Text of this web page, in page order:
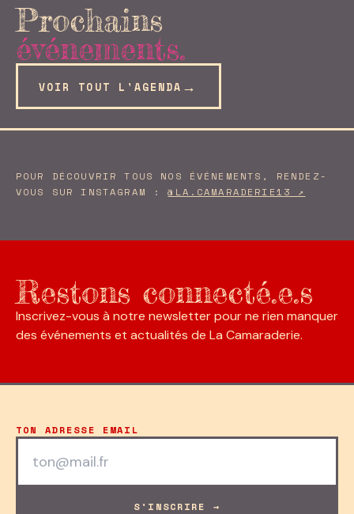
Prochains
événements.
VOIR TOUT L'AGENDA →
POUR DÉCOUVRIR TOUS NOS ÉVÉNEMENTS, RENDEZ-
VOUS SUR INSTAGRAM :
@LA.CAMARADERIE13 ↗
Restons connecté.e.s
Inscrivez-vous à notre newsletter pour ne rien manquer
des événements et actualités de La Camaraderie.
TON ADRESSE EMAIL
S'INSCRIRE →